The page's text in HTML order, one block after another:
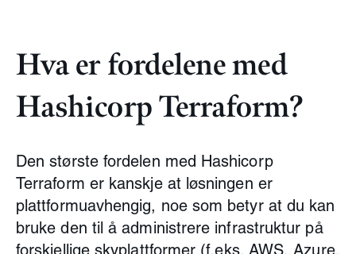
Hva er fordelene med
Hashicorp Terraform?
Den største fordelen med Hashicorp
Terraform er kanskje at løsningen er
plattformuavhengig, noe som betyr at du kan
bruke den til å administrere infrastruktur på
forskjellige skyplattformer (f.eks. AWS, Azure,